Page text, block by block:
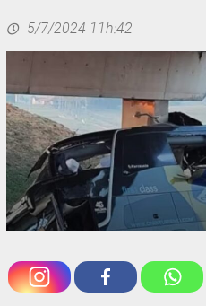
5/7/2024 11h:42